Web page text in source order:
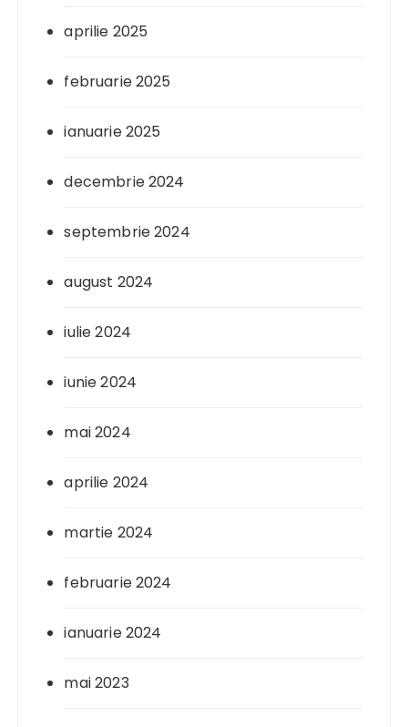
aprilie 2025
februarie 2025
ianuarie 2025
decembrie 2024
septembrie 2024
august 2024
iulie 2024
iunie 2024
mai 2024
aprilie 2024
martie 2024
februarie 2024
ianuarie 2024
mai 2023